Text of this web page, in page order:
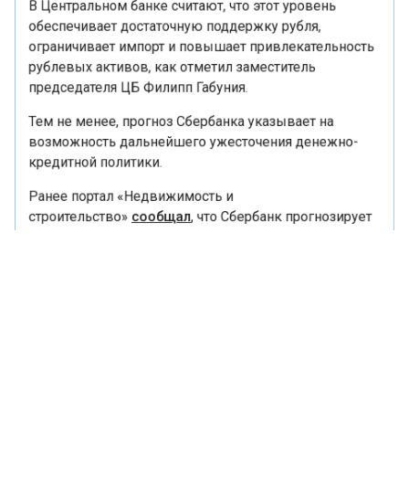
В Центральном банке считают, что этот уровень
обеспечивает достаточную поддержку рубля,
ограничивает импорт и повышает привлекательность
рублевых активов, как отметил заместитель
председателя ЦБ Филипп Габуния.
Тем не менее, прогноз Сбербанка указывает на
возможность дальнейшего ужесточения денежно-
Ранее портал «Недвижимость и